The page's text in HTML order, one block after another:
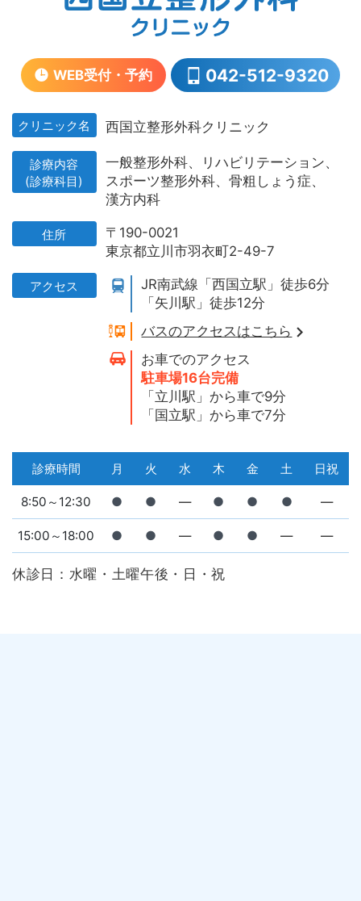
WEB受付・予約 042-512-9320
クリニック名 西国立整形外科クリニック
診療内容
(診療科目)
一般整形外科、
リハビリテーション、
スポーツ整形外科、 骨粗しょう症、
漢方内科
住所
〒190-0021
東京都立川市羽衣町2-49-7
アクセス
JR南武線「西国立駅」徒歩6分
「矢川駅」徒歩12分
バスのアクセスはこちら
お車でのアクセス
駐車場16台完備
「立川駅」から車で9分
「国立駅」から車で7分
診療時間 月 火 水 木 金 土 日祝
8:50～12:30 ● ● ― ● ● ● ―
15:00～18:00 ● ● ― ● ● ― ―
休診日：水曜・土曜午後・日・祝